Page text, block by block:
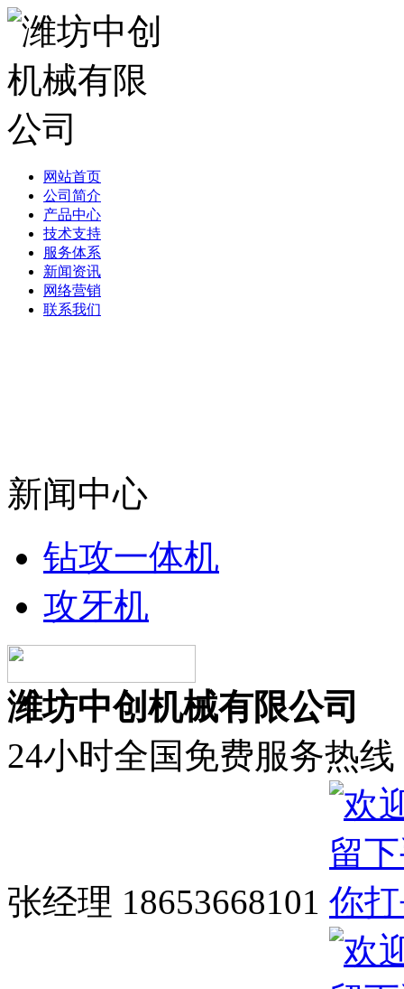
网站首页
公司简介
产品中心
技术支持
服务体系
新闻资讯
网络营销
联系我们
新闻中心
钻攻一体机
攻牙机
潍坊中创机械有限公司
24小时全国免费服务热线
张经理 18653668101